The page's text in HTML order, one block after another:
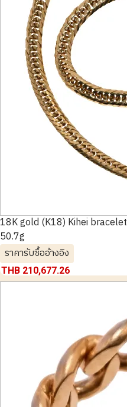
18K gold (K18) Kihei bracelet
50.7g
ราคารับซื้ออ้างอิง
THB 210,677.26